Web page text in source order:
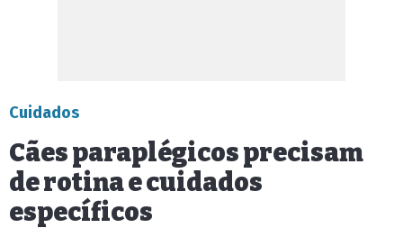
Cuidados
Cães paraplégicos precisam
de rotina e cuidados
específicos